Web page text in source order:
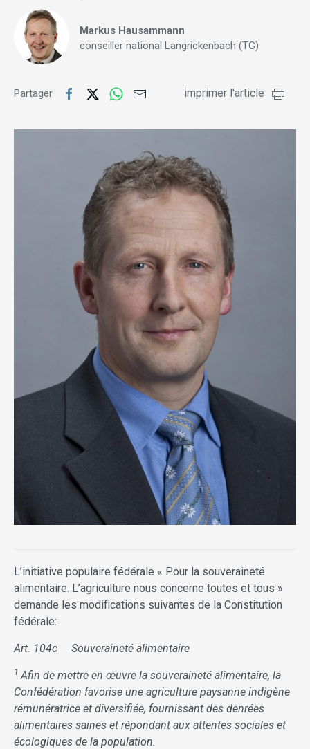
Markus Hausammann
conseiller national Langrickenbach (TG)
Partager imprimer l'article
L’initiative populaire fédérale « Pour la souveraineté
alimentaire. L’agriculture nous concerne toutes et tous »
demande les modifications suivantes de la Constitution
fédérale:
Art. 104c Souveraineté alimentaire
1 Afin de mettre en œuvre la souveraineté alimentaire, la
Confédération favorise une agriculture paysanne indigène
rémunératrice et diversifiée, fournissant des denrées
alimentaires saines et répondant aux attentes sociales et
écologiques de la population.